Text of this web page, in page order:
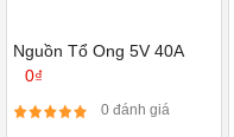
Nguồn Tổ Ong 5V 40A
0₫
0 đánh giá